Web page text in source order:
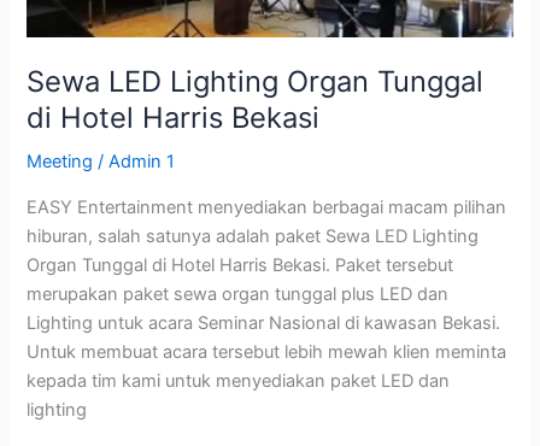
Sewa LED Lighting Organ Tunggal
di Hotel Harris Bekasi
Meeting /Admin 1
EASY Entertainment menyediakan berbagai macam pilihan
hiburan, salah satunya adalah paket Sewa LED Lighting
Organ Tunggal di Hotel Harris Bekasi. Paket tersebut
merupakan paket sewa organ tunggal plus LED dan
Lighting untuk acara Seminar Nasional di kawasan Bekasi.
Untuk membuat acara tersebut lebih mewah klien meminta
kepada tim kami untuk menyediakan paket LED dan
lighting
Bekasi